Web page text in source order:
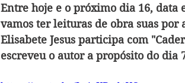
Entre hoje e o próximo dia 16, data
vamos ter leituras de obra suas
Elisabete Jesus participa com
escreveu o autor a propósito do dia